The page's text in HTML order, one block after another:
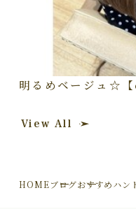
明るめベージュ☆【
View All
HOMEブログおすすめハン